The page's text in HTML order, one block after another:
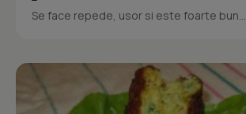
Se face repede, usor si este foarte bun...